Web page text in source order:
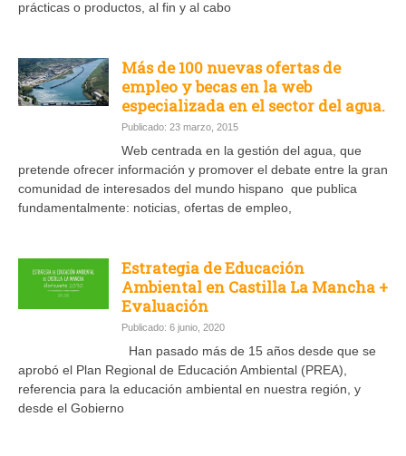
prácticas o productos, al fin y al cabo
Más de 100 nuevas ofertas de
empleo y becas en la web
especializada en el sector del agua.
Publicado: 23 marzo, 2015
Web centrada en la gestión del agua, que
pretende ofrecer información y promover el debate entre la gran
comunidad de interesados del mundo hispano que publica
fundamentalmente: noticias, ofertas de empleo,
Estrategia de Educación
Ambiental en Castilla La Mancha +
Evaluación
Publicado: 6 junio, 2020
Han pasado más de 15 años desde que se
aprobó el Plan Regional de Educación Ambiental (PREA),
referencia para la educación ambiental en nuestra región, y
desde el Gobierno